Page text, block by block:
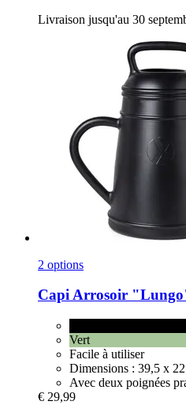
Livraison jusqu'au 30
2 options
CapiArrosoir
Vert
Facile à utiliser
Dimensions : 39,5 x
Avec deux poignées
€ 29,99